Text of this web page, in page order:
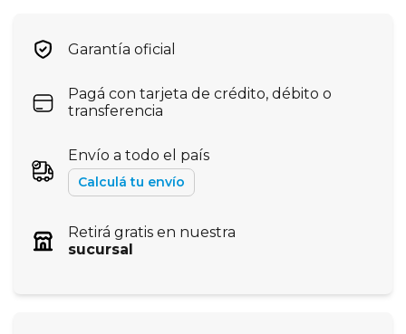
Garantía oficial
Pagá con tarjeta de crédito, débito o
transferencia
Envío a todo el país
Calculá tu envío
Retirá gratis en nuestra
sucursal